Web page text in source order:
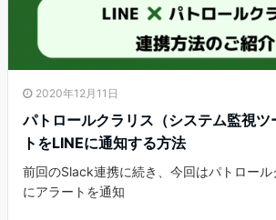
2020年12月11日
パトロールクラリス（システム監視ツ
トをLINEに通知する方法
前回のSlack連携に続き、今回はパトロー
にアラートを通知